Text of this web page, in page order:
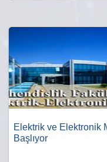
Elektrik ve Elektronik
Başlıyor